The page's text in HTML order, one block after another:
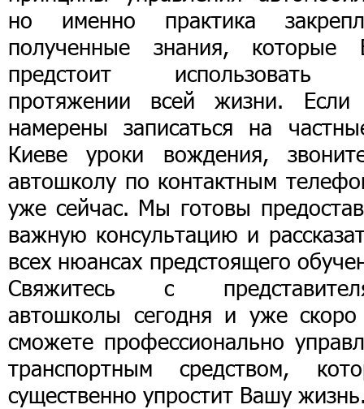
но именно практика
полученные знания, которые
предстоит использовать
протяжении всей жизни.
намерены записаться на
Киеве уроки вождения,
автошколу по контактным
уже сейчас. Мы готовы
важную консультацию и
всех нюансах предстоящего
Свяжитесь с
автошколы сегодня и уже
сможете профессионально
транспортным средством,
существенно упростит Вашу